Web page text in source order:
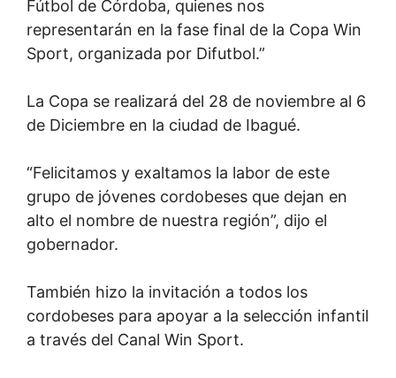
Fútbol de Córdoba, quienes nos
representarán en la fase final de la Copa Win
Sport, organizada por Difutbol.”
La Copa se realizará del 28 de noviembre al 6
de Diciembre en la ciudad de Ibagué.
“Felicitamos y exaltamos la labor de este
grupo de jóvenes cordobeses que dejan en
alto el nombre de nuestra región”, dijo el
gobernador.
También hizo la invitación a todos los
cordobeses para apoyar a la selección infantil
a través del Canal Win Sport.